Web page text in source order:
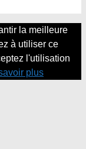
la meilleure
à utiliser ce
l'utilisation
plus